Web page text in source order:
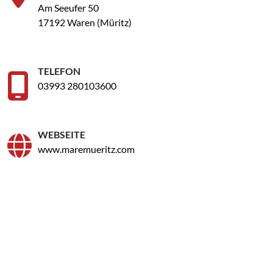
Am Seeufer 50
17192 Waren (Müritz)
TELEFON
03993 280103600
WEBSEITE
www.maremueritz.com